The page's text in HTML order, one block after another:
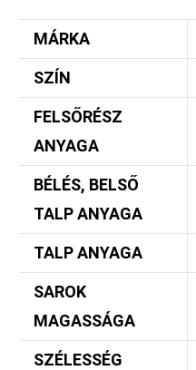
MÁRKA
SZÍN
FELSŐRÉSZ
ANYAGA
BÉLÉS, BELSŐ
TALP ANYAGA
TALP ANYAGA
SAROK
MAGASSÁGA
SZÉLESSÉG